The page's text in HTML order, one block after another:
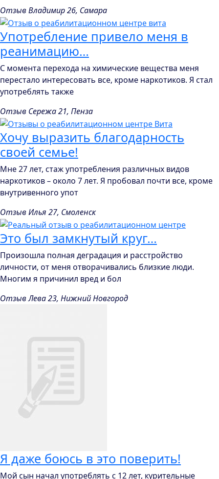
Отзыв Владимир 26, Самара
Употребление привело меня в
реанимацию…
С момента перехода на химические вещества меня
перестало интересовать все, кроме наркотиков. Я стал
употреблять также
Отзыв Сережа 21, Пенза
Хочу выразить благодарность
своей семье!
Мне 27 лет, стаж употребления различных видов
наркотиков – около 7 лет. Я пробовал почти все, кроме
внутривенного упот
Отзыв Илья 27, Смоленск
Это был замкнутый круг…
Произошла полная деградация и расстройство
личности, от меня отворачивались близкие люди.
Многим я причинил вред и бол
Отзыв Лева 23, Нижний Новгород
Я даже боюсь в это поверить!
Мой сын начал употреблять с 12 лет, курительные